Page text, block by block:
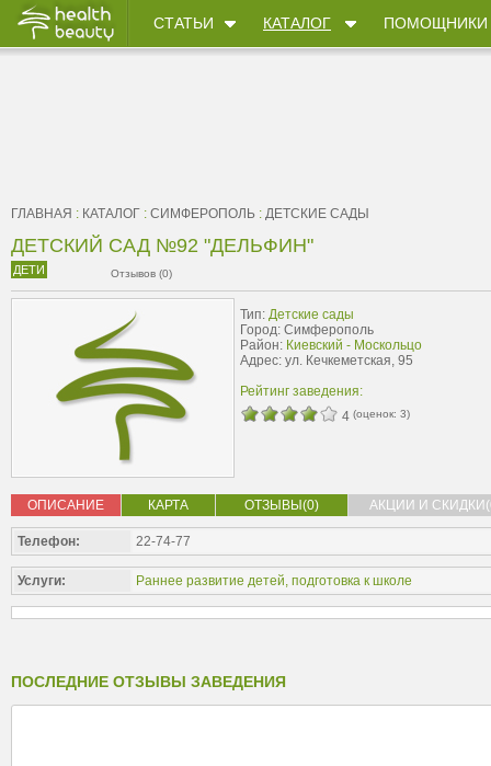
СТАТЬИ КАТАЛОГ ПОМОЩНИКИ
ГЛАВНАЯ : КАТАЛОГ : СИМФЕРОПОЛЬ : ДЕТСКИЕ САДЫ
ДЕТСКИЙ САД №92 "ДЕЛЬФИН"
ДЕТИ Отзывов (0)
Тип: Детские сады
Город: Симферополь
Район: Киевский - Москольцо
Адрес: ул. Кечкеметская, 95
Рейтинг заведения:
4 (оценок: 3)
ОПИСАНИЕ КАРТА ОТЗЫВЫ(0) АКЦИИ И
Телефон: 22-74-77
Услуги: Раннее развитие детей, подготовка к школе
ПОСЛЕДНИЕ ОТЗЫВЫ ЗАВЕДЕНИЯ